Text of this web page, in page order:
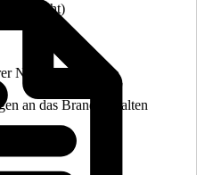
Tageslicht)
Nutzung
an das Brandverhalten